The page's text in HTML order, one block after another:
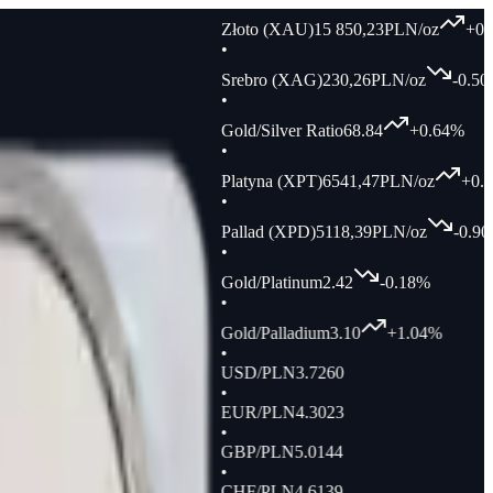
15 850,23PLN/oz +0.14%
230,26PLN/oz -0.50%
68.84 +0.64%
•
Platyna (XPT)
6541,47PLN/oz +0.32%
5118,39PLN/oz -0.90%
•
Gold/Platinum
2.42 -0.18%
Gold/Palladium
3.10 +1.04%
•
USD/PLN
•
EUR/PLN
GBP/PLN